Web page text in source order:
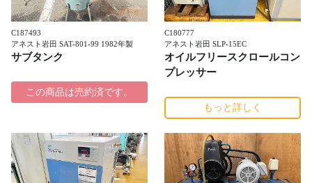
C187493
アネスト岩田 SAT-801-99 1982年製
サブタンク
この商品は売約済です。
C180777
アネスト岩田 SLP-15EC
オイルフリースクロールコン
プレッサー
もっと詳しく